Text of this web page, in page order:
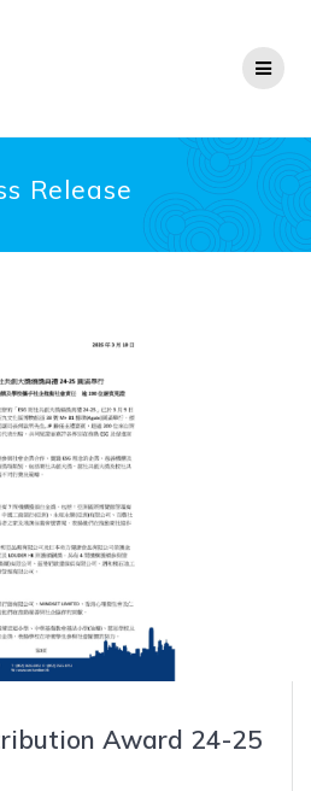
Release
Award 24-25